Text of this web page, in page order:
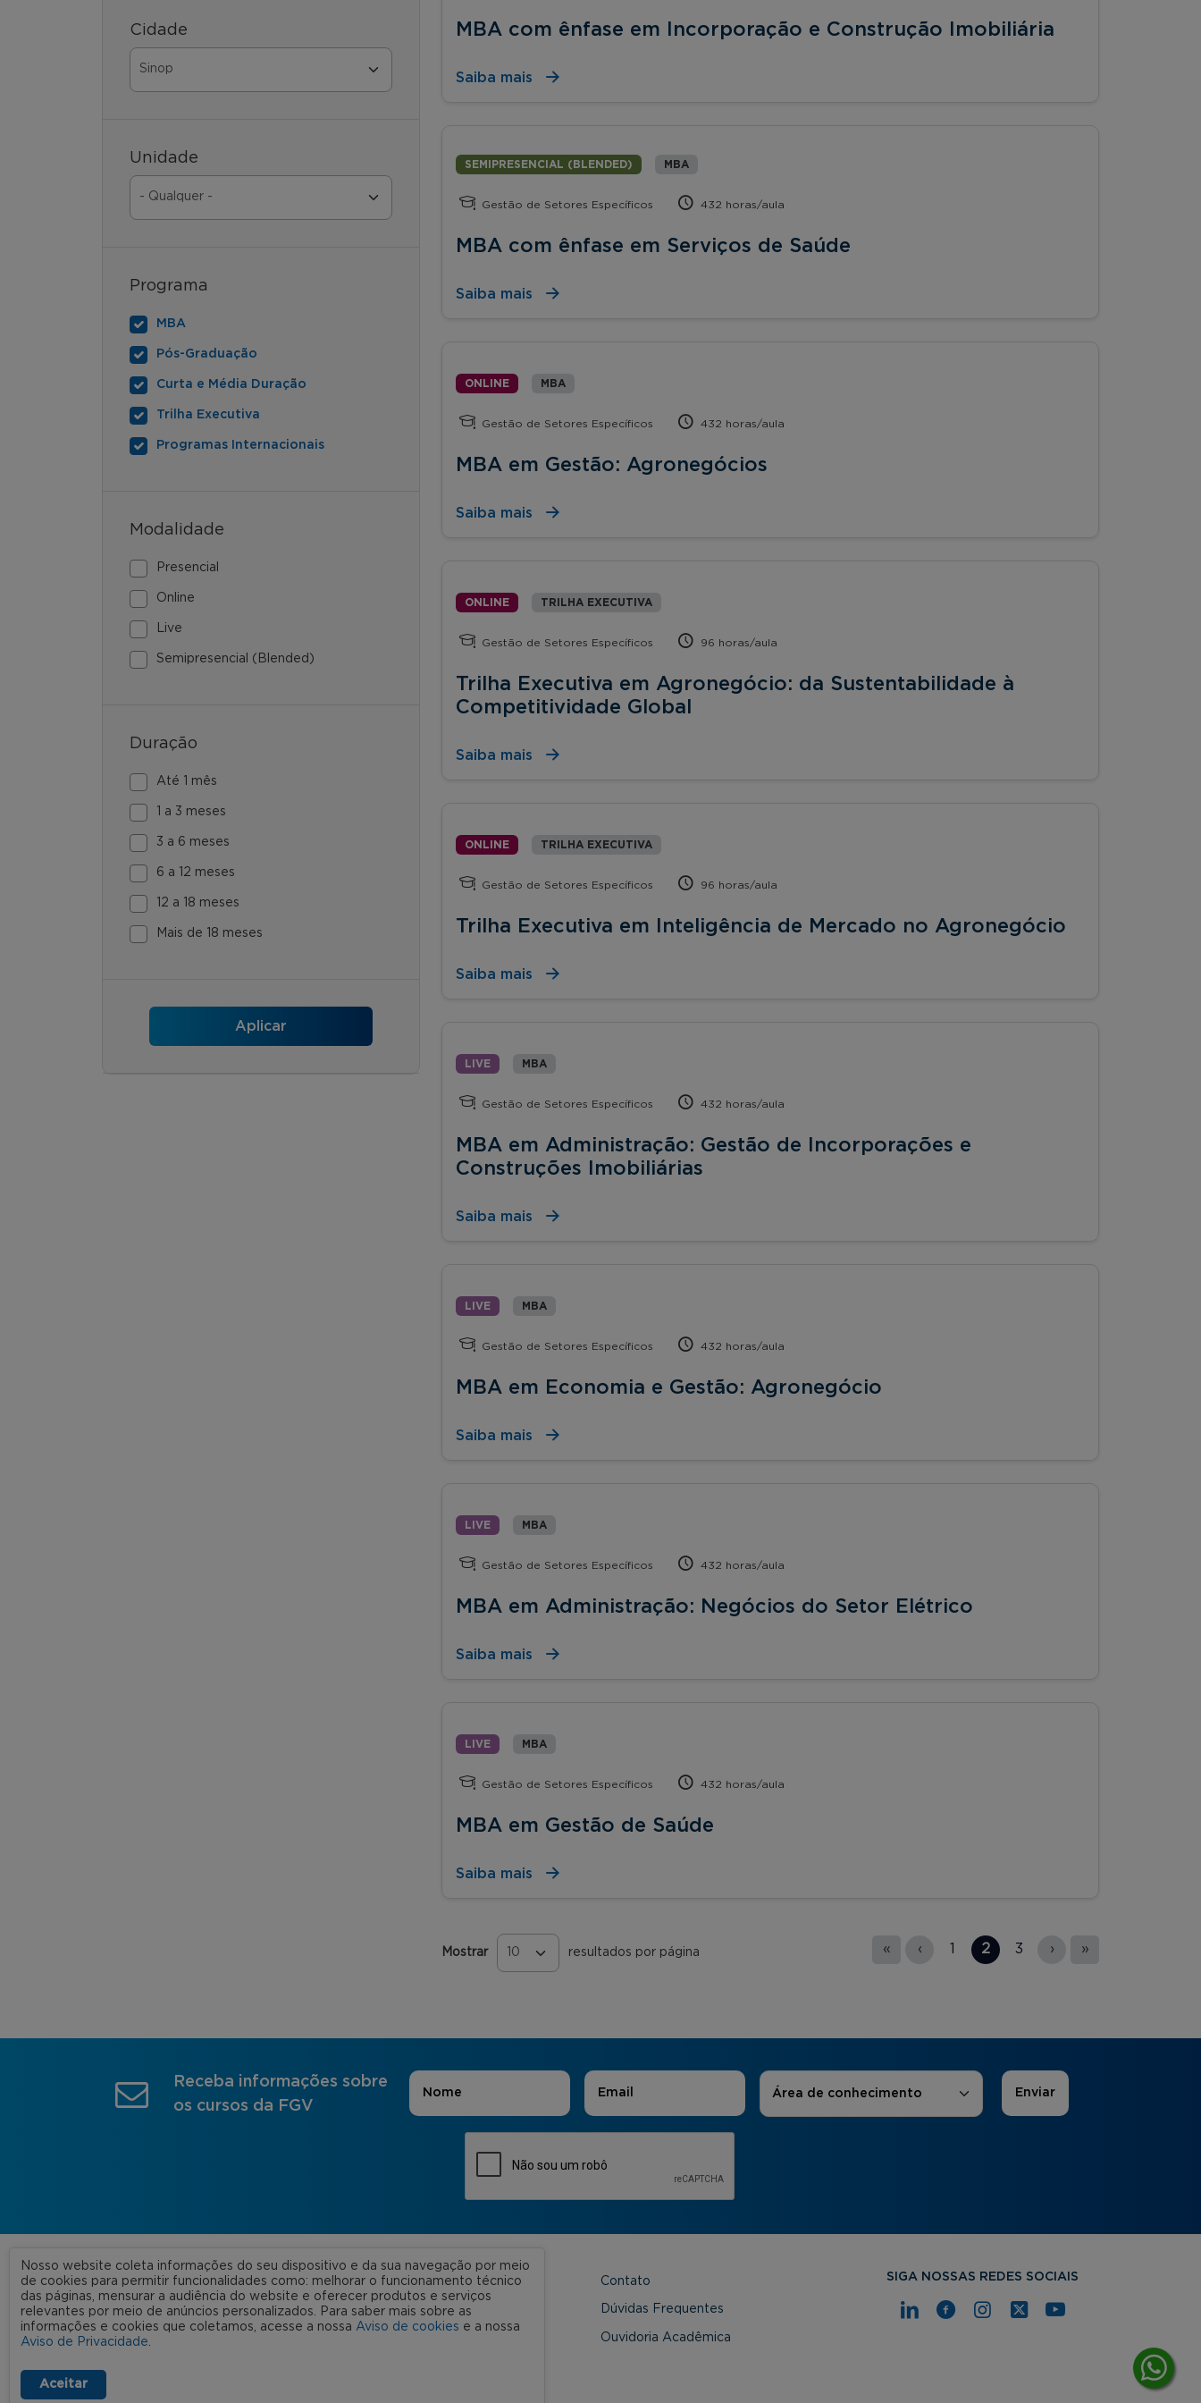
Cidade
Unidade
Programa
MBA
Pós-Graduação
Curta e Média Duração
Trilha Executiva
Programas Internacionais
Modalidade
Presencial
Online
Live
Semipresencial (Blended)
Duração
Até 1 mês
1 a 3 meses
3 a 6 meses
6 a 12 meses
12 a 18 meses
Mais de 18 meses
MBA com ênfase em Incorporação e Construção Imobiliária
Saiba mais
SEMIPRESENCIAL (BLENDED) MBA
Gestão de Setores Específicos 432 horas/aula
MBA com ênfase em Serviços de Saúde
Saiba mais
ONLINE MBA
Gestão de Setores Específicos 432 horas/aula
MBA em Gestão: Agronegócios
Saiba mais
ONLINE TRILHA EXECUTIVA
Gestão de Setores Específicos 96 horas/aula
Trilha Executiva em Agronegócio: da Sustentabilidade à
Competitividade Global
Saiba mais
ONLINE TRILHA EXECUTIVA
Gestão de Setores Específicos 96 horas/aula
Trilha Executiva em Inteligência de Mercado no Agronegócio
Saiba mais
LIVE MBA
Gestão de Setores Específicos 432 horas/aula
MBA em Administração: Gestão de Incorporações e
Construções Imobiliárias
Saiba mais
LIVE MBA
Gestão de Setores Específicos 432 horas/aula
MBA em Economia e Gestão: Agronegócio
Saiba mais
LIVE MBA
Gestão de Setores Específicos 432 horas/aula
MBA em Administração: Negócios do Setor Elétrico
Saiba mais
LIVE MBA
Gestão de Setores Específicos 432 horas/aula
MBA em Gestão de Saúde
Saiba mais
Mostrar resultados por página
Páginas
« ‹ 1 2 3 › »
Receba informações sobre
os cursos da FGV
Nome E-mail Áreas de Interesse
Área de conhecimento
FGV 2023 © Todos os direitos
reservados
Termos de uso
A FGV Contato
Nossas Unidades Dúvidas Frequentes
Ouvidoria Acadêmica
SIGA NOSSAS REDES SOCIAIS
Nosso website coleta informações do seu dispositivo e da sua navegação por meio
de cookies para permitir funcionalidades como: melhorar o funcionamento técnico
das páginas, mensurar a audiência do website e oferecer produtos e serviços
relevantes por meio de anúncios personalizados. Para saber mais sobre as
informações e cookies que coletamos, acesse a nossa Aviso de cookies e a nossa
Aviso de Privacidade.
Aceitar